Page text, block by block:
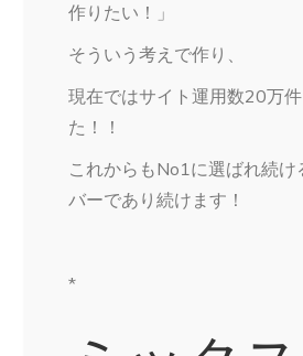
作りたい！」
そういう考えで作り、
現在ではサイト運用数20万
た！！
これからもNo1に選ばれ続け
バーであり続けます！
*